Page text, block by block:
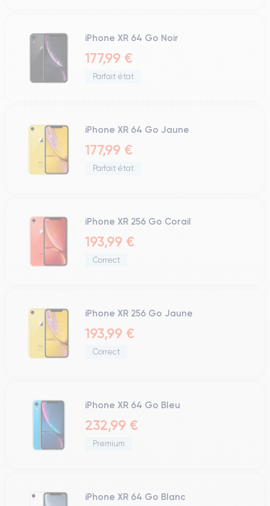
iPhone XR 64 Go Noir
177,99 €
Parfait état
iPhone XR 64 Go Jaune
177,99 €
Parfait état
iPhone XR 256 Go Corail
193,99 €
Correct
iPhone XR 256 Go Jaune
193,99 €
Correct
iPhone XR 64 Go Bleu
232,99 €
Premium
iPhone XR 64 Go Blanc